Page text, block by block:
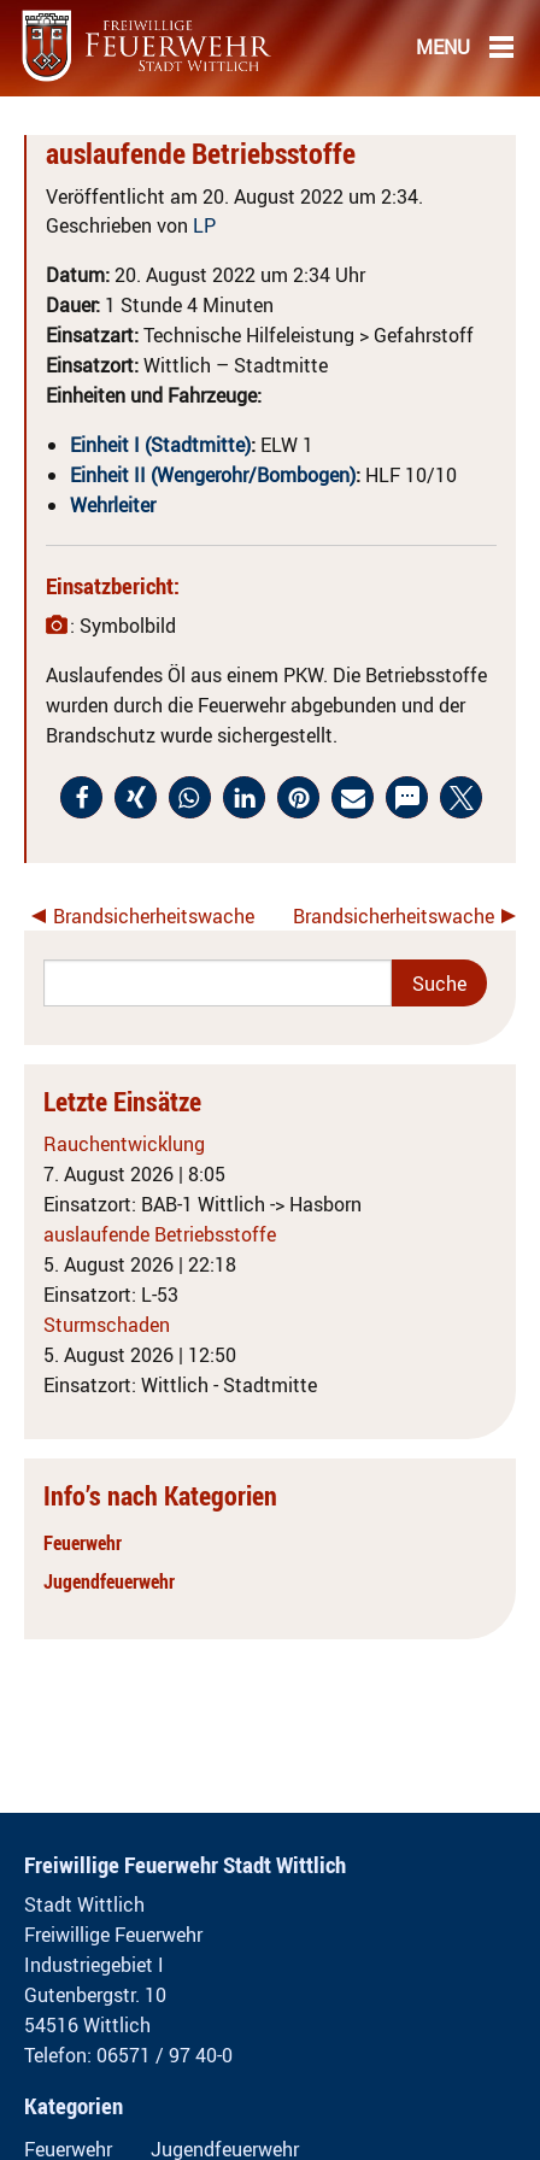
auslaufende Betriebsstoffe
Veröffentlicht am 20. August 2022 um 2:34.
Geschrieben von LP
Datum:20. August 2022 um 2:34 Uhr
Dauer: 1 Stunde 4 Minuten
Einsatzart:Technische Hilfeleistung > Gefahrstoff
Einsatzort:Wittlich – Stadtmitte
Einheiten und Fahrzeuge:
Einheit I (Stadtmitte): ELW 1
Einheit II (Wengerohr/Bombogen): HLF 10/10
Wehrleiter
Einsatzbericht:
: Symbolbild
Auslaufendes Öl aus einem PKW. Die Betriebsstoffe
wurden durch die Feuerwehr abgebunden und der
Brandschutz wurde sichergestellt.
Brandsicherheitswache Brandsicherheitswache
Letzte Einsätze
Rauchentwicklung
7. August 2026 | 8:05
Einsatzort: BAB-1 Wittlich -> Hasborn
auslaufende Betriebsstoffe
5. August 2026 | 22:18
Einsatzort: L-53
Sturmschaden
5. August 2026 | 12:50
Einsatzort: Wittlich - Stadtmitte
Info’s nach Kategorien
Feuerwehr
Jugendfeuerwehr
Freiwillige Feuerwehr Stadt Wittlich
Stadt Wittlich
Freiwillige Feuerwehr
Industriegebiet I
Gutenbergstr. 10
54516 Wittlich
Telefon: 06571 / 97 40-0
Kategorien
Feuerwehr Jugendfeuerwehr